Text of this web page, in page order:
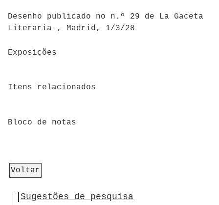
Desenho publicado no n.º 29 de La Gaceta
Literaria , Madrid, 1/3/28
Exposições
Itens relacionados
Bloco de notas
Voltar
Sugestões de pesquisa